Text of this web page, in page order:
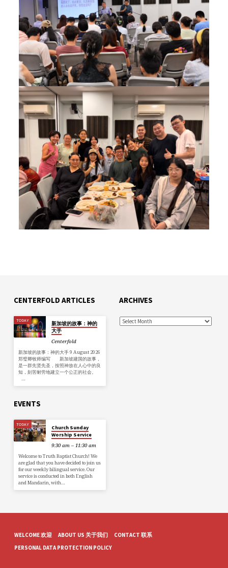
CENTERFOLD ARTICLES
TODAY
新加坡的故事：神的
大手
Centerfold
新加坡的故事：神的大手 9 August 2026
郑璧卿牧师编写 新加坡建国的故事，
是一群先贤先圣，按照神放在人心中的良
知，刻苦耐劳地建立一个公正的社会。
…
ARCHIVES
EVENTS
TODAY
Church Sunday
Worship Service
9:30 am – 11:30 am
Welcome to Truth Baptist Church! We
are glad that you have decided to join us
for our weekly bilingual service. Our
service is conducted in both English
and Mandarin, with…
WELCOME 欢迎 ABOUT US 关于我们
CONTACT 联系
PERSONAL DATA PROTECTION POLICY